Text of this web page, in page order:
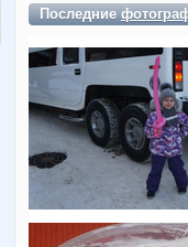
Последние